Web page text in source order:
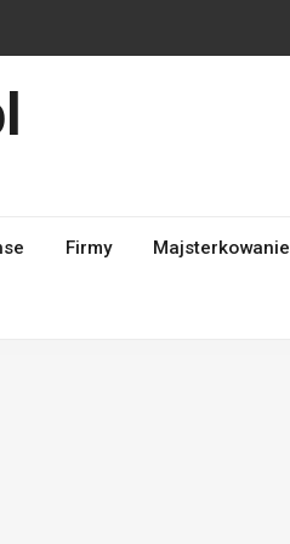
Firmy Majsterkowanie